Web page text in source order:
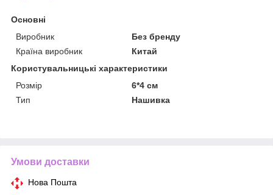
Основні
Виробник
Без бренду
Країна виробник
Китай
Користувальницькі характеристики
Розмір
6*4 см
Тип
Нашивка
Умови доставки
Нова Пошта